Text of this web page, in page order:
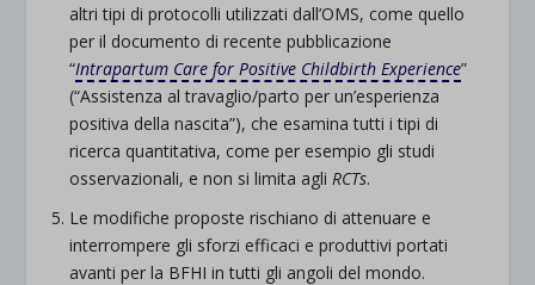
altri tipi di protocolli utilizzati dall’OMS, come quello
per il documento di recente pubblicazione
“Intrapartum Care for Positive Childbirth Experience”
(“Assistenza al travaglio/parto per un’esperienza
positiva della nascita”), che esamina tutti i tipi di
ricerca quantitativa, come per esempio gli studi
osservazionali, e non si limita agli RCTs.
Le modifiche proposte rischiano di attenuare e
interrompere gli sforzi efficaci e produttivi portati
avanti per la BFHI in tutti gli angoli del mondo.